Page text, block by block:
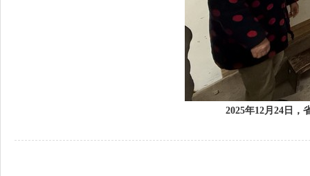
2025年12月24 日，